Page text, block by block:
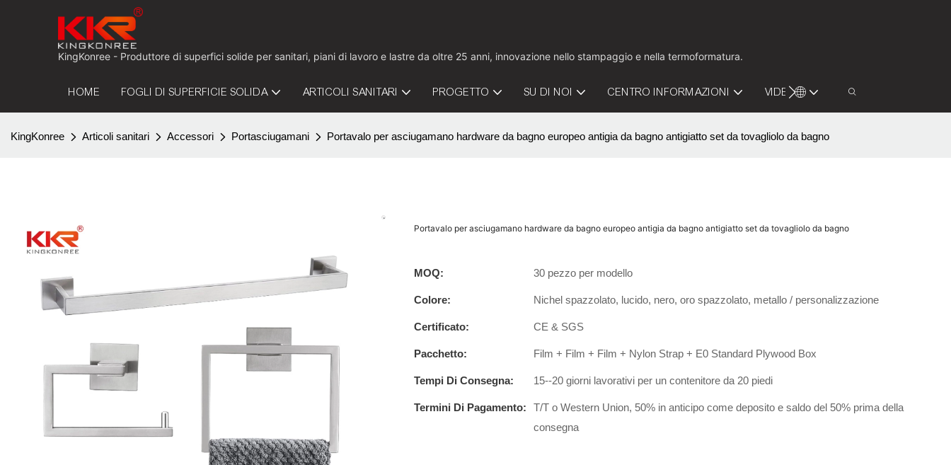
KingKonree - Produttore di superfici solide per sanitari, piani di lavoro e lastre da oltre 25 anni, innovazione nello stampaggio e nella termoformatura.
HOME FOGLI DI SUPERFICIE SOLIDA ARTICOLI SANITARI PROGETTO SU DI NOI CENTRO INFORMAZIONI VIDEO CONTATTACI
KingKonree Articoli sanitari Accessori Portasciugamani Portavalo per asciugamano hardware da bagno europeo antigia da bagno antigiatto set da tovagliolo da bagno
Portavalo per asciugamano hardware da bagno europeo antigia da bagno antigiatto set da tovagliolo da bagno
MOQ: 30 pezzo per modello
Colore: Nichel spazzolato, lucido, nero, oro spazzolato, metallo / personalizzazione
Certificato: CE & SGS
Pacchetto: Film + Film + Film + Nylon Strap + E0 Standard Plywood Box
Tempi Di Consegna: 15--20 giorni lavorativi per un contenitore da 20 piedi
Termini Di Pagamento:
T/T o Western Union, 50% in anticipo come deposito e saldo del 50% prima della
consegna